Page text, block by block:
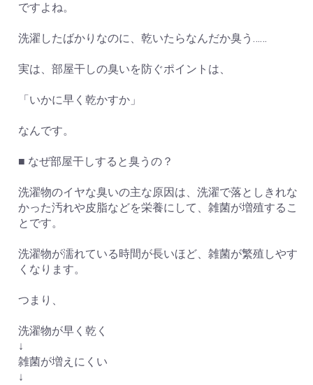
ですよね。
洗濯したばかりなのに、乾いたらなんだか臭う……
実は、部屋干しの臭いを防ぐポイントは、
「いかに早く乾かすか」
なんです。
■ なぜ部屋干しすると臭うの？
洗濯物のイヤな臭いの主な原因は、洗濯で落としきれな
かった汚れや皮脂などを栄養にして、雑菌が増殖するこ
とです。
洗濯物が濡れている時間が長いほど、雑菌が繁殖しやす
くなります。
つまり、
洗濯物が早く乾く
↓
雑菌が増えにくい
↓